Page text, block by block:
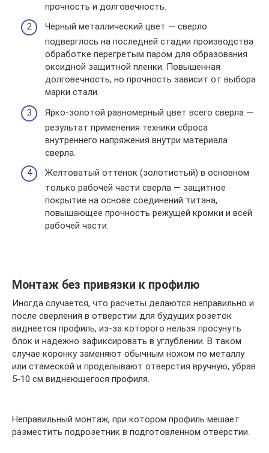
прочность и долговечность.
Черный металлический цвет — сверло
подверглось на последней стадии производства
обработке перегретым паром для образования
оксидной защитной пленки. Повышенная
долговечность, но прочность зависит от выбора
марки стали.
Ярко-золотой равномерный цвет всего сверла —
результат применения техники сброса
внутреннего напряжения внутри материала
сверла.
Желтоватый оттенок (золотистый) в основном
только рабочей части сверла — защитное
покрытие на основе соединений титана,
повышающее прочность режущей кромки и всей
рабочей части.
Монтаж без привязки к профилю
Иногда случается, что расчеты делаются неправильно и
после сверления в отверстии для будущих розеток
виднеется профиль, из-за которого нельзя просунуть
блок и надежно зафиксировать в углублении. В таком
случае коронку заменяют обычным ножом по металлу
или стамеской и проделывают отверстия вручную, убрав
5-10 см виднеющегося профиля.
Неправильный монтаж, при котором профиль мешает
разместить подрозетник в подготовленном отверстии.